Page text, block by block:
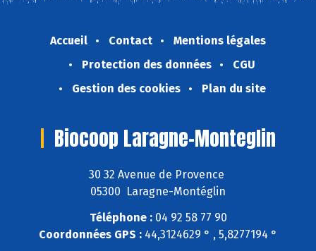
Accueil Contact
Mentions légales
Protection des données
CGU
Gestion des cookies
Plan du site
Biocoop Laragne-Monteglin
30 32 Avenue de Provence
05300 Laragne-Montéglin
Téléphone :04 92 58 77 90
Coordonnées GPS : 44,3124629 ° , 5,8277194 °